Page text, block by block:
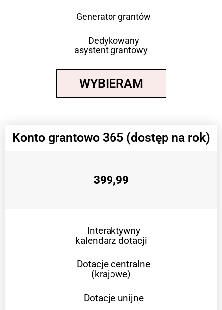
Generator grantów
Dedykowany
asystent grantowy
WYBIERAM
Konto grantowo 365 (dostęp na rok)
399,99
Interaktywny
kalendarz dotacji
Dotacje centralne
(krajowe)
Dotacje unijne